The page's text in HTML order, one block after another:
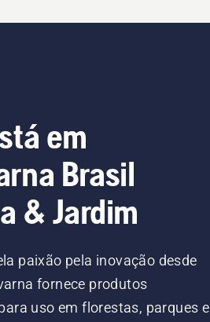
em
Brasil
& Jardim
paixão pela inovação desde
fornece produtos
uso em florestas, parques e